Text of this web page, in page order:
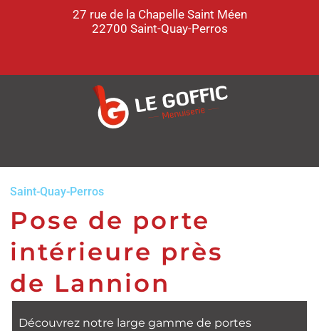
27 rue de la Chapelle Saint Méen
22700 Saint-Quay-Perros
Saint-Quay-Perros
Pose de porte
intérieure près
de Lannion
Découvrez notre large gamme de portes